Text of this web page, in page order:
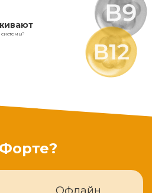
системы5
Форте?